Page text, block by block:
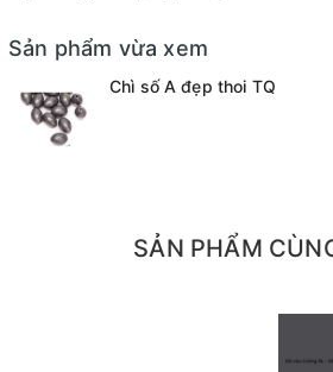
Sản phẩm vừa xem
Chì số A đẹp thoi TQ
SẢN PHẨM